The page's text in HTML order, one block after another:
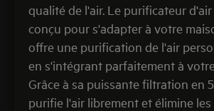
qualité de l'air. Le purificateur
conçu pour s'adapter à votre
offre une purification de l'air
en s'intégrant parfaitement à
Grâce à sa puissante filtration en
purifie l'air librement et élimine